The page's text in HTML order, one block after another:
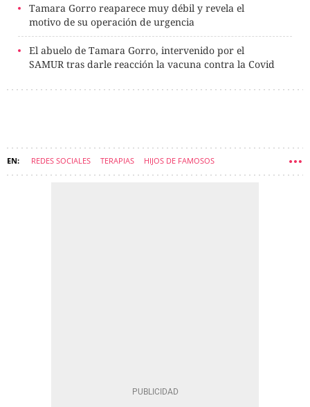
Tamara Gorro reaparece muy débil y revela el
motivo de su operación de urgencia
El abuelo de Tamara Gorro, intervenido por el
SAMUR tras darle reacción la vacuna contra la Covid
REDES SOCIALES TERAPIAS HIJOS DE FAMOSOS